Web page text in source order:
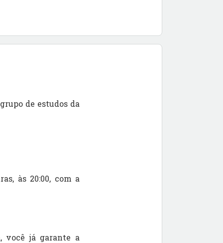
de estudos da
às 20:00, com a
você já garante a